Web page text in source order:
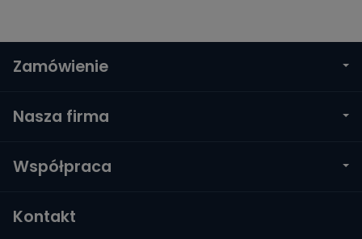
Zamówienie
Nasza firma
Współpraca
Kontakt